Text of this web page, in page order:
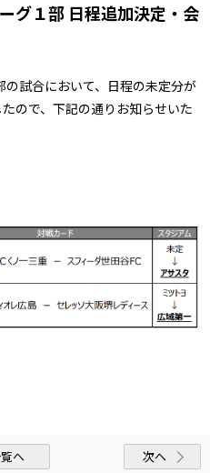
グ１部 日程追加決定・会
試合において、日程の未定分が
ので、下記の通りお知らせいた
へ 次へ